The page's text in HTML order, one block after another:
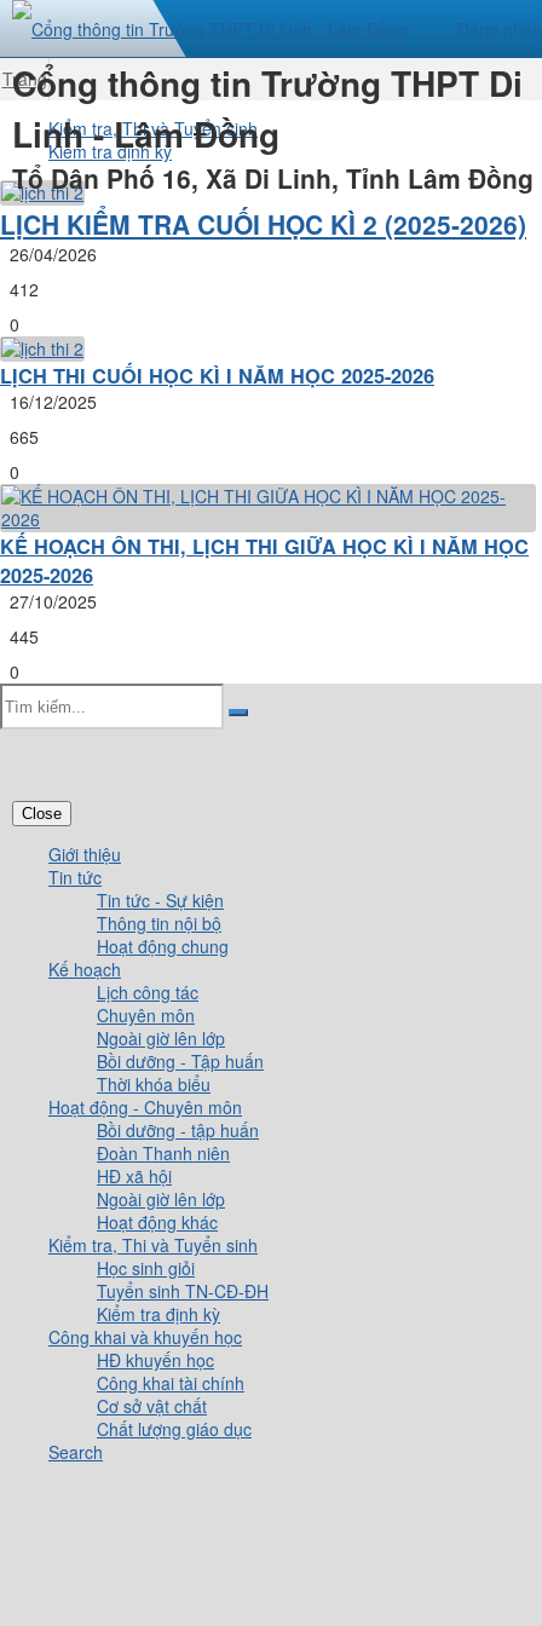
Cổng thông tin Trường THPT Di
Linh - Lâm Đồng
Tổ Dân Phố 16, Xã Di Linh, Tỉnh Lâm Đồng
Trang
nhất Kiểm tra, Thi và Tuyển sinh
Kiểm tra định kỳ
LỊCH KIỂM TRA CUỐI HỌC KÌ 2 (2025-2026)
26/04/2026
412
0
LỊCH THI CUỐI HỌC KÌ I NĂM HỌC 2025-2026
16/12/2025
665
0
KẾ HOẠCH ÔN THI, LỊCH THI GIỮA HỌC KÌ I NĂM HỌC
2025-2026
27/10/2025
445
0
Close
Giới thiệu
Tin tức
Tin tức - Sự kiện
Thông tin nội bộ
Hoạt động chung
Kế hoạch
Lịch công tác
Chuyên môn
Ngoài giờ lên lớp
Bồi dưỡng - Tập huấn
Thời khóa biểu
Hoạt động - Chuyên môn
Bồi dưỡng - tập huấn
Đoàn Thanh niên
HĐ xã hội
Ngoài giờ lên lớp
Hoạt động khác
Kiểm tra, Thi và Tuyển sinh
Học sinh giỏi
Tuyển sinh TN-CĐ-ĐH
Kiểm tra định kỳ
Công khai và khuyến học
HĐ khuyến học
Công khai tài chính
Cơ sở vật chất
Chất lượng giáo dục
Search